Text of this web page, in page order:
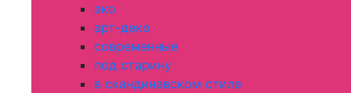
эко
арт-деко
современные
под старину
в скандинавском стиле